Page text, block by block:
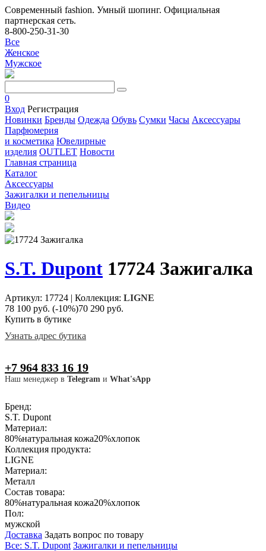
Современный fashion. Умный шопинг. Официальная
партнерская сеть.
8-800-250-31-30
Все
Женское
Мужское
0
Вход Регистрация
Новинки Бренды Одежда Обувь Сумки Часы Аксессуары
Парфюмерия
и косметика Ювелирные
изделия OUTLET Новости
Главная страница
Каталог
Аксессуары
Зажигалки и пепельницы
Видео
S.T. Dupont 17724 Зажигалка
Артикул: 17724 | Коллекция: LIGNE
78 100 руб. (-10%)70 290 руб.
Купить в бутике
Узнать адрес бутика
+7 964 833 16 19
Наш менеджер в Telegram и What'sApp
Бренд:
S.T. Dupont
Материал:
80%натуральная кожа20%хлопок
Коллекция продукта:
LIGNE
Материал:
Металл
Состав товара:
80%натуральная кожа20%хлопок
Пол:
мужской
Доставка Задать вопрос по товару
Все: S.T. Dupont Зажигалки и пепельницы